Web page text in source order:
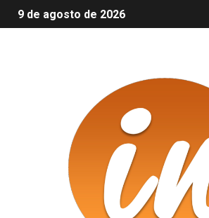
9 de agosto de 2026